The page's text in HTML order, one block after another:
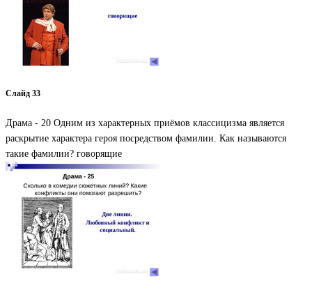
Слайд 33
Драма - 20 Одним из характерных приёмов классицизма является
раскрытие характера героя посредством фамилии. Как называются
такие фамилии? говорящие